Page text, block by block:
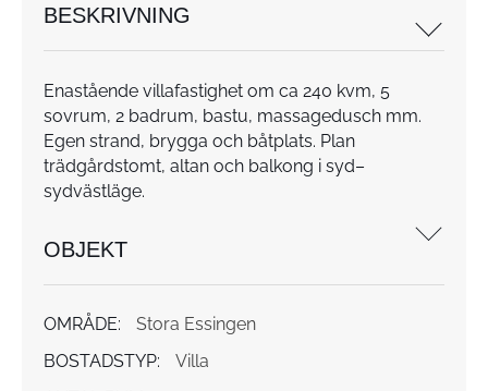
BESKRIVNING
Enastående villafastighet om ca 240 kvm, 5
sovrum, 2 badrum, bastu, massagedusch mm.
Egen strand, brygga och båtplats. Plan
trädgårdstomt, altan och balkong i syd–
sydvästläge.
OBJEKT
OMRÅDE:
Stora Essingen
BOSTADSTYP:
Villa